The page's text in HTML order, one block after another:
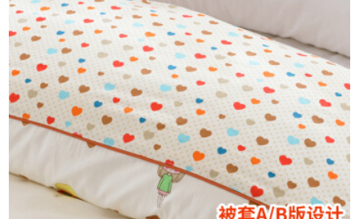
布団制品は、まだぴ
ーク180*220 cm 3 kg
です。
冬布団2.2 kg